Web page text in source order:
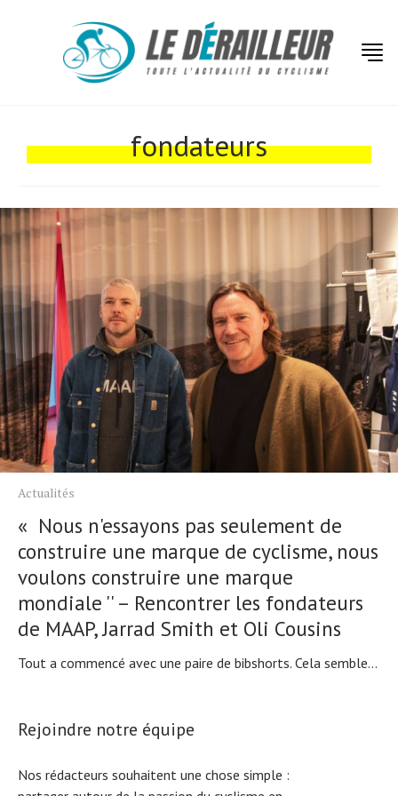
fondateurs
Actualités
« Nous n'essayons pas seulement de
construire une marque de cyclisme, nous
voulons construire une marque
mondiale '' – Rencontrer les fondateurs
de MAAP, Jarrad Smith et Oli Cousins
Tout a commencé avec une paire de bibshorts. Cela semble...
Rejoindre notre équipe
Nos rédacteurs souhaitent une chose simple :
Tests de produits
Conseils
Tendances
Tous nos articles
À propos